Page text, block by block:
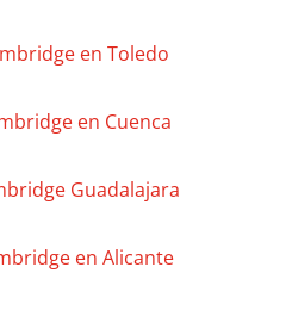
en Toledo
en Cuenca
Guadalajara
en Alicante